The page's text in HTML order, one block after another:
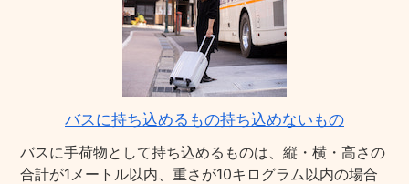
バスに持ち込めるもの持ち込めないもの
バスに手荷物として持ち込めるものは、縦・横・高さの
合計が1メートル以内、重さが10キログラム以内の場合